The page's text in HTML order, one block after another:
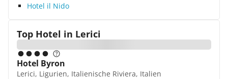
Hotel il Nido
Top Hotel in Lerici
Hotel Byron
Lerici, Ligurien, Italienische Riviera, Italien